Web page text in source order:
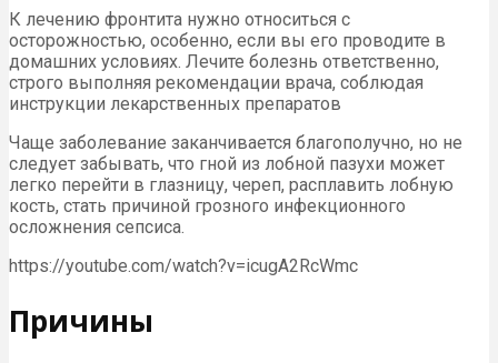
К лечению фронтита нужно относиться с
осторожностью, особенно, если вы его проводите в
домашних условиях. Лечите болезнь ответственно,
строго выполняя рекомендации врача, соблюдая
инструкции лекарственных препаратов
Чаще заболевание заканчивается благополучно, но не
следует забывать, что гной из лобной пазухи может
легко перейти в глазницу, череп, расплавить лобную
кость, стать причиной грозного инфекционного
осложнения сепсиса.
https://youtube.com/watch?v=icugA2RcWmc
Причины